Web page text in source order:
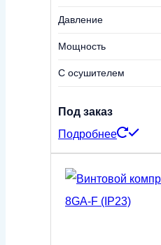
Давление
Мощность
С осушителем
Под заказ
Подробнее